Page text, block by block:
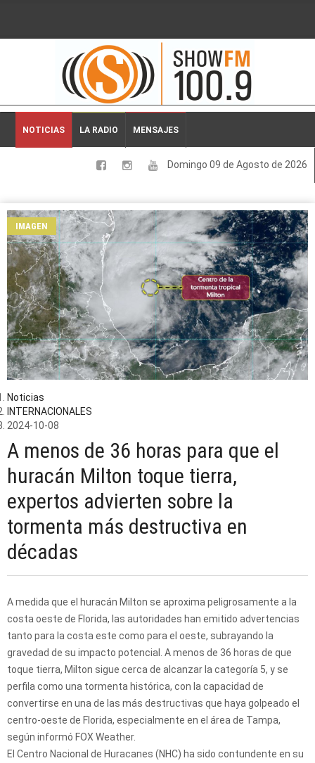
2026-08-09 04:55:34
NOTICIAS LA RADIO MENSAJES
Domingo 09 de Agosto de 2026
LOCALES
DEPORTES
ESPECTACULOS
INTERNACIONALES
IMAGEN
Noticias
INTERNACIONALES
2024-10-08
A menos de 36 horas para que el
huracán Milton toque tierra,
expertos advierten sobre la
tormenta más destructiva en
décadas
A medida que el huracán Milton se aproxima peligrosamente a la
costa oeste de Florida, las autoridades han emitido advertencias
tanto para la costa este como para el oeste, subrayando la
gravedad de su impacto potencial. A menos de 36 horas de que
toque tierra, Milton sigue cerca de alcanzar la categoría 5, y se
perfila como una tormenta histórica, con la capacidad de
convertirse en una de las más destructivas que haya golpeado el
centro-oeste de Florida, especialmente en el área de Tampa,
según informó FOX Weather.
El Centro Nacional de Huracanes (NHC) ha sido contundente en su